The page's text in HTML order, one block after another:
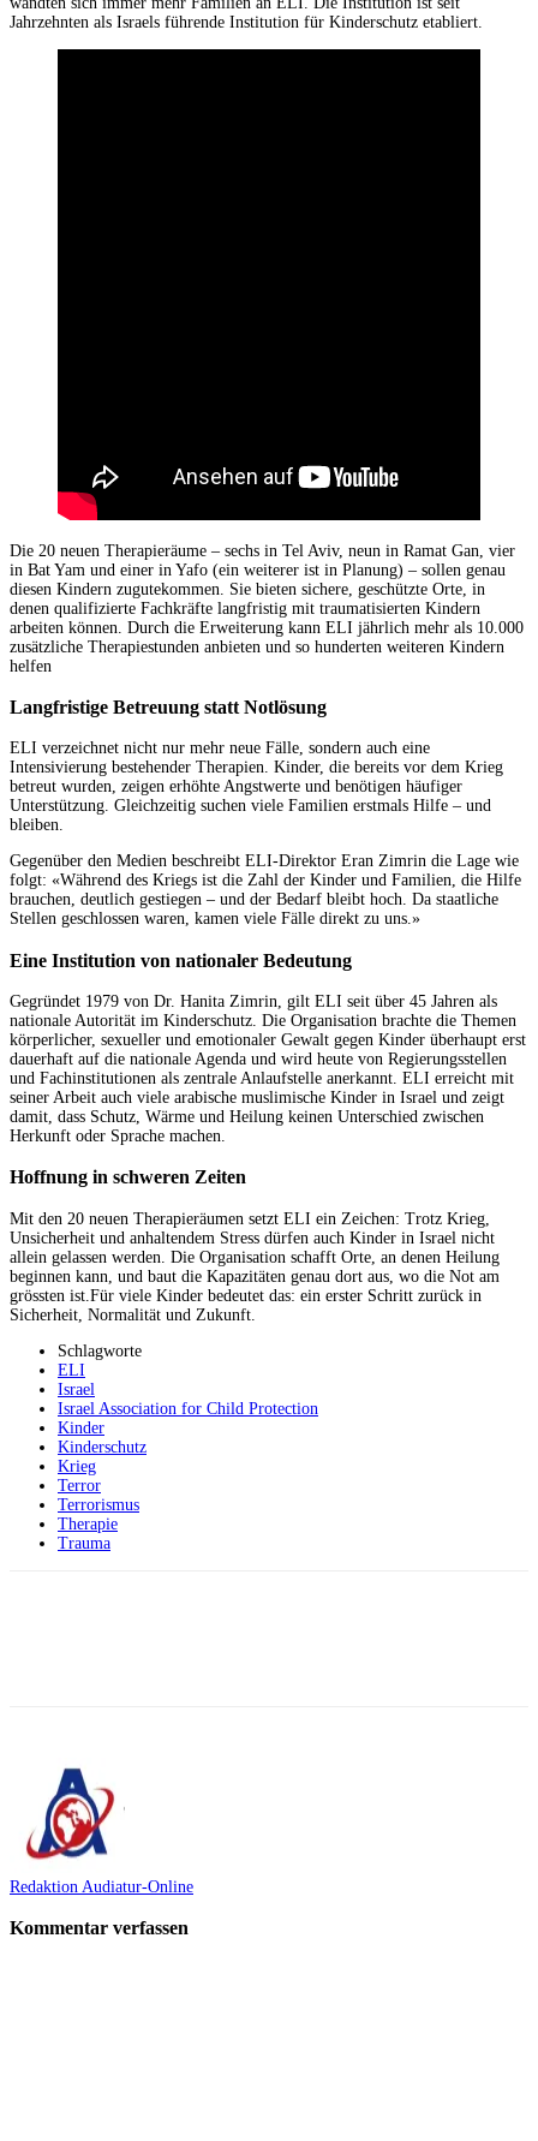
Jahrzehnten als Israels führende Institution für Kinderschutz etabliert.
Die 20 neuen Therapieräume – sechs in Tel Aviv, neun in Ramat Gan, vier
in Bat Yam und einer in Yafo (ein weiterer ist in Planung) – sollen genau
diesen Kindern zugutekommen. Sie bieten sichere, geschützte Orte, in
denen qualifizierte Fachkräfte langfristig mit traumatisierten Kindern
arbeiten können. Durch die Erweiterung kann ELI jährlich mehr als 10.000
zusätzliche Therapiestunden anbieten und so hunderten weiteren Kindern
helfen
Langfristige Betreuung statt Notlösung
ELI verzeichnet nicht nur mehr neue Fälle, sondern auch eine
Intensivierung bestehender Therapien. Kinder, die bereits vor dem Krieg
betreut wurden, zeigen erhöhte Angstwerte und benötigen häufiger
Unterstützung. Gleichzeitig suchen viele Familien erstmals Hilfe – und
bleiben.
Gegenüber den Medien beschreibt ELI-Direktor Eran Zimrin die Lage wie
folgt: «Während des Kriegs ist die Zahl der Kinder und Familien, die Hilfe
brauchen, deutlich gestiegen – und der Bedarf bleibt hoch. Da staatliche
Stellen geschlossen waren, kamen viele Fälle direkt zu uns.»
Eine Institution von nationaler Bedeutung
Gegründet 1979 von Dr. Hanita Zimrin, gilt ELI seit über 45 Jahren als
nationale Autorität im Kinderschutz. Die Organisation brachte die Themen
körperlicher, sexueller und emotionaler Gewalt gegen Kinder überhaupt erst
dauerhaft auf die nationale Agenda und wird heute von Regierungsstellen
und Fachinstitutionen als zentrale Anlaufstelle anerkannt. ELI erreicht mit
seiner Arbeit auch viele arabische muslimische Kinder in Israel und zeigt
damit, dass Schutz, Wärme und Heilung keinen Unterschied zwischen
Herkunft oder Sprache machen.
Hoffnung in schweren Zeiten
Mit den 20 neuen Therapieräumen setzt ELI ein Zeichen: Trotz Krieg,
Unsicherheit und anhaltendem Stress dürfen auch Kinder in Israel nicht
allein gelassen werden. Die Organisation schafft Orte, an denen Heilung
beginnen kann, und baut die Kapazitäten genau dort aus, wo die Not am
grössten ist.Für viele Kinder bedeutet das: ein erster Schritt zurück in
Sicherheit, Normalität und Zukunft.
Schlagworte
ELI
Israel
Israel Association for Child Protection
Kinder
Kinderschutz
Krieg
Terror
Terrorismus
Therapie
Trauma
Redaktion Audiatur-Online
Kommentar verfassen